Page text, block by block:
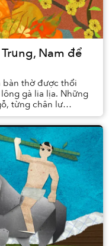
Nam để
bàn thờ được thổi
gà lia lịa. Những
từng chân lư
một cái chạm...